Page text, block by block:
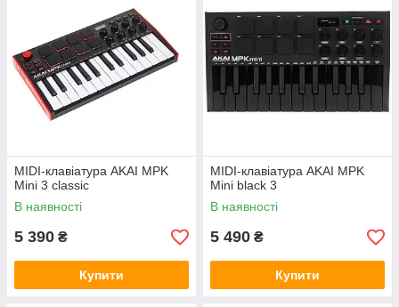
MIDI-клавіатура AKAI MPK
Mini 3 classic
В наявності
5 390 ₴
Купити
MIDI-клавіатура AKAI MPK
Mini black 3
В наявності
5 490 ₴
Купити